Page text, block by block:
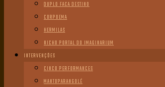
DUPLO FACA DESTINO
CORPOEMA
HERMILAS
NICHO PORTAL DO IMAGINARIUM
INTERVENÇÕES
CINCO PERFORMANCES
MANTOPARANGOLÉ